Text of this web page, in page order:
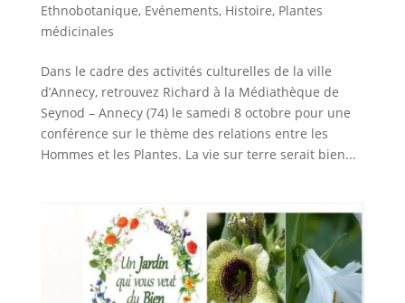
Ethnobotanique, Evénements, Histoire, Plantes
médicinales
Dans le cadre des activités culturelles de la ville
d’Annecy, retrouvez Richard à la Médiathèque de
Seynod – Annecy (74) le samedi 8 octobre pour une
conférence sur le thème des relations entre les
Hommes et les Plantes. La vie sur terre serait bien...